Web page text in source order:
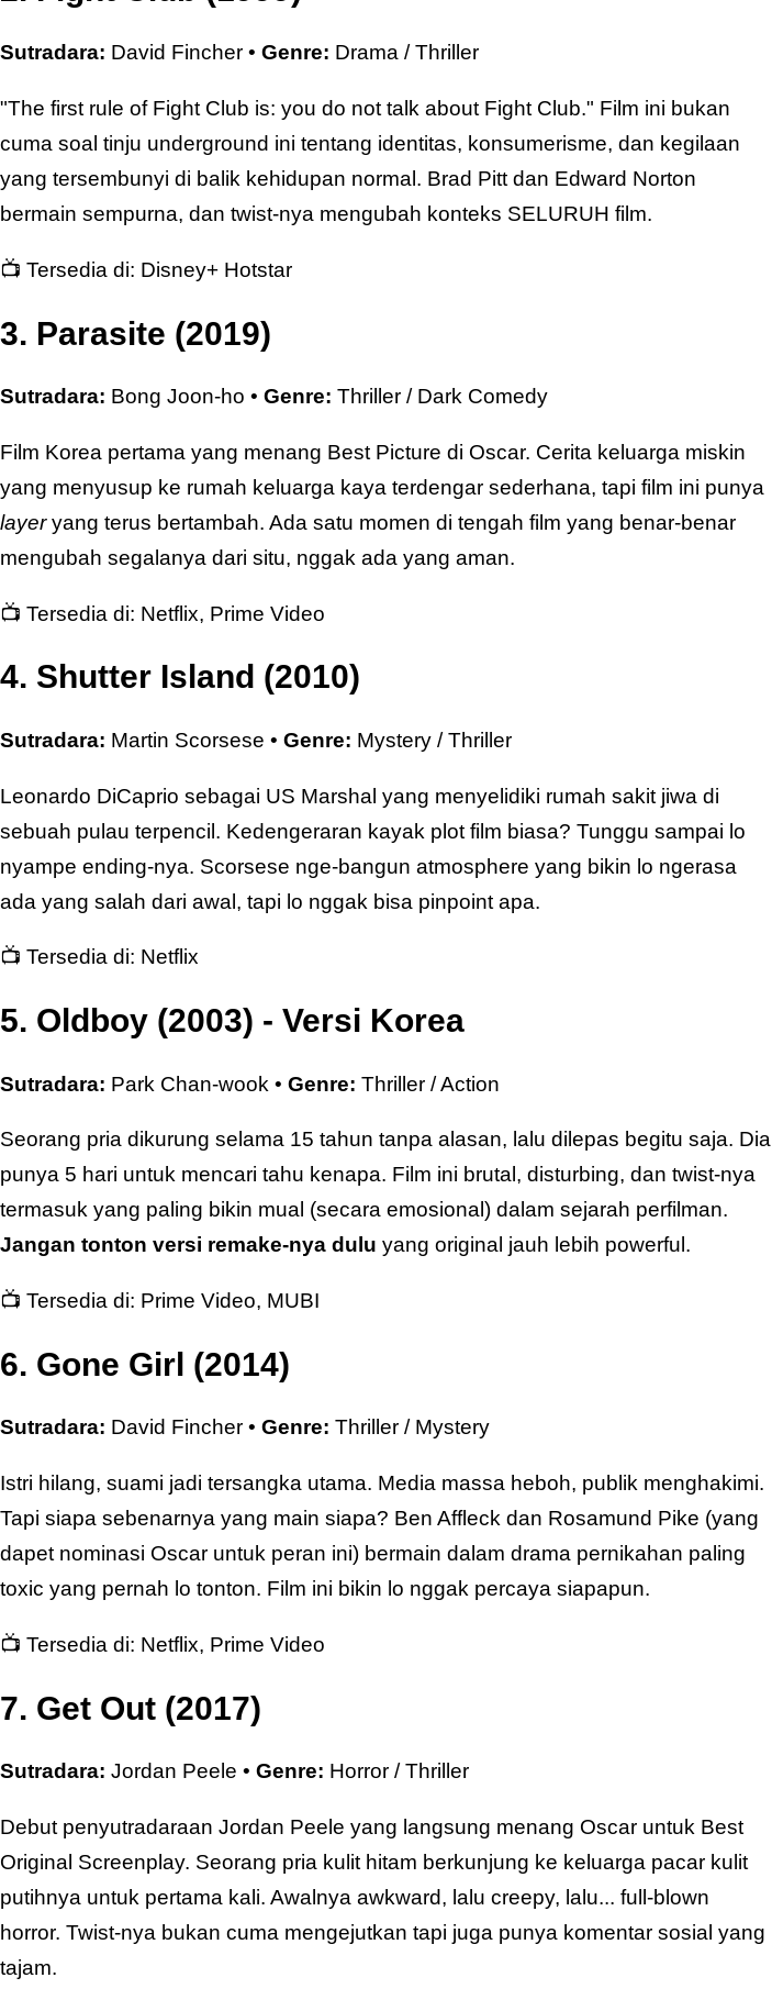
Sutradara: David Fincher • Genre: Drama / Thriller
"The first rule of Fight Club is: you do not talk about Fight Club." Film ini bukan
cuma soal tinju underground ini tentang identitas, konsumerisme, dan kegilaan
yang tersembunyi di balik kehidupan normal. Brad Pitt dan Edward Norton
bermain sempurna, dan twist-nya mengubah konteks SELURUH film.
📺 Tersedia di: Disney+ Hotstar
3. Parasite (2019)
Sutradara: Bong Joon-ho • Genre: Thriller / Dark Comedy
Film Korea pertama yang menang Best Picture di Oscar. Cerita keluarga miskin
yang menyusup ke rumah keluarga kaya terdengar sederhana, tapi film ini punya
layeryang terus bertambah. Ada satu momen di tengah film yang benar-benar
mengubah segalanya dari situ, nggak ada yang aman.
📺 Tersedia di: Netflix, Prime Video
4. Shutter Island (2010)
Sutradara: Martin Scorsese • Genre: Mystery / Thriller
Leonardo DiCaprio sebagai US Marshal yang menyelidiki rumah sakit jiwa di
sebuah pulau terpencil. Kedengeraran kayak plot film biasa? Tunggu sampai lo
nyampe ending-nya. Scorsese nge-bangun atmosphere yang bikin lo ngerasa
ada yang salah dari awal, tapi lo nggak bisa pinpoint apa.
📺 Tersedia di: Netflix
5. Oldboy (2003) - Versi Korea
Sutradara: Park Chan-wook • Genre: Thriller / Action
Seorang pria dikurung selama 15 tahun tanpa alasan, lalu dilepas begitu saja. Dia
punya 5 hari untuk mencari tahu kenapa. Film ini brutal, disturbing, dan twist-nya
termasuk yang paling bikin mual (secara emosional) dalam sejarah perfilman.
Jangan tonton versi remake-nya dulu yang original jauh lebih powerful.
📺 Tersedia di: Prime Video, MUBI
6. Gone Girl (2014)
Sutradara: David Fincher • Genre: Thriller / Mystery
Istri hilang, suami jadi tersangka utama. Media massa heboh, publik menghakimi.
Tapi siapa sebenarnya yang main siapa? Ben Affleck dan Rosamund Pike (yang
dapet nominasi Oscar untuk peran ini) bermain dalam drama pernikahan paling
toxic yang pernah lo tonton. Film ini bikin lo nggak percaya siapapun.
📺 Tersedia di: Netflix, Prime Video
7. Get Out (2017)
Sutradara: Jordan Peele • Genre: Horror / Thriller
Debut penyutradaraan Jordan Peele yang langsung menang Oscar untuk Best
Original Screenplay. Seorang pria kulit hitam berkunjung ke keluarga pacar kulit
putihnya untuk pertama kali. Awalnya awkward, lalu creepy, lalu... full-blown
horror. Twist-nya bukan cuma mengejutkan tapi juga punya komentar sosial yang
tajam.